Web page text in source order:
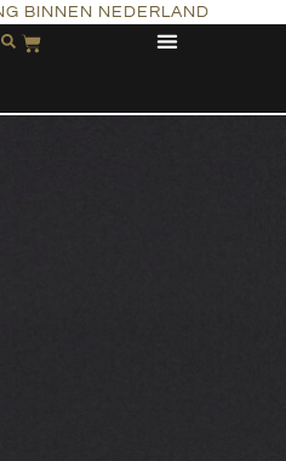
BINNEN NEDERLAND